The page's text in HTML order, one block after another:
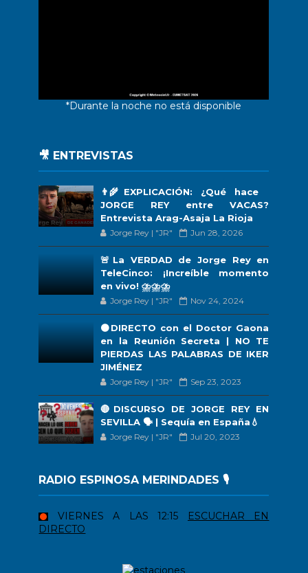
*Durante la noche no está disponible
🎥 ENTREVISTAS
👨‍🌾EXPLICACIÓN: ¿Qué hace
JORGE REY entre VACAS?
Entrevista Arag-Asaja La Rioja
Jorge Rey | "JR" Jun 28, 2026
🚨La VERDAD de Jorge Rey en
TeleCinco: ¡Increíble momento
en vivo! ⛈️⛈️⛈️
Jorge Rey | "JR" Nov 24, 2024
🟠DIRECTO con el Doctor Gaona
en la Reunión Secreta | NO TE
PIERDAS LAS PALABRAS DE IKER
JIMÉNEZ
Jorge Rey | "JR" Sep 23, 2023
🔴DISCURSO DE JORGE REY EN
SEVILLA 🗣 | Sequía en España💧
Jorge Rey | "JR" Jul 20, 2023
RADIO ESPINOSA MERINDADES 🎙️
VIERNES A LAS 12:15
ESCUCHAR EN
DIRECTO